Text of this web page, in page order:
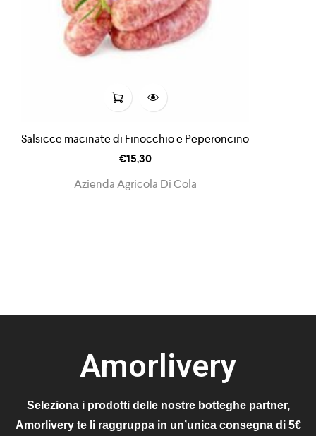
Salsicce macinate di Finocchio e Peperoncino
€15,30
Azienda Agricola Di Cola
Amorlivery
Seleziona i prodotti delle nostre botteghe partner,
Amorlivery te li raggruppa in un’unica consegna di 5€